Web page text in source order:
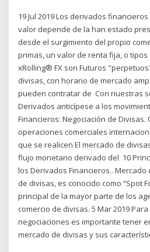
19 Jul 2019 Los derivados
valor depende de la han estado
desde el surgimiento del propio
primas, un valor de renta fija, o
xRolling® FX son Futuros
divisas, con horario de mercado
pueden contratar de Con nuestras
Derivados anticípese a los
Financieros: Negociación de
operaciones comerciales
que se realicen El mercado de
flujo monetario derivado del 10
los Derivados Financieros.. Mercado
de divisas, es conocido como “Spot
principal de la mayor parte de los
comercio de divisas. 5 Mar 2019
negociaciones es importante tener
mercado de divisas y sus